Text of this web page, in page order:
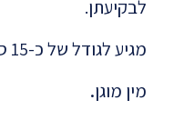
לבקיעתן.
מגיע לגודל של כ-15 ס”מ.
מין מוגן.